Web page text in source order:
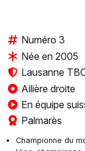
Numéro 3
Née en 2005
Lausanne
Ailière droite
En équipe
Palmarès
Championne du